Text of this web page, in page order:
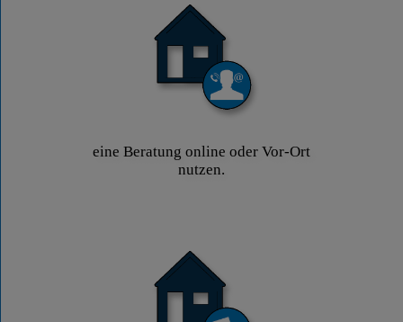
eine Beratung online oder Vor-Ort
nutzen.